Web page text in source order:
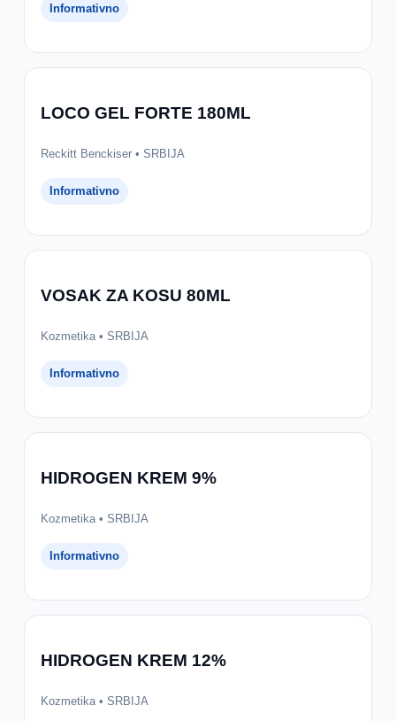
Informativno
LOCO GEL FORTE 180ML
Reckitt Benckiser • SRBIJA
Informativno
VOSAK ZA KOSU 80ML
Kozmetika • SRBIJA
Informativno
HIDROGEN KREM 9%
Kozmetika • SRBIJA
Informativno
HIDROGEN KREM 12%
Kozmetika • SRBIJA